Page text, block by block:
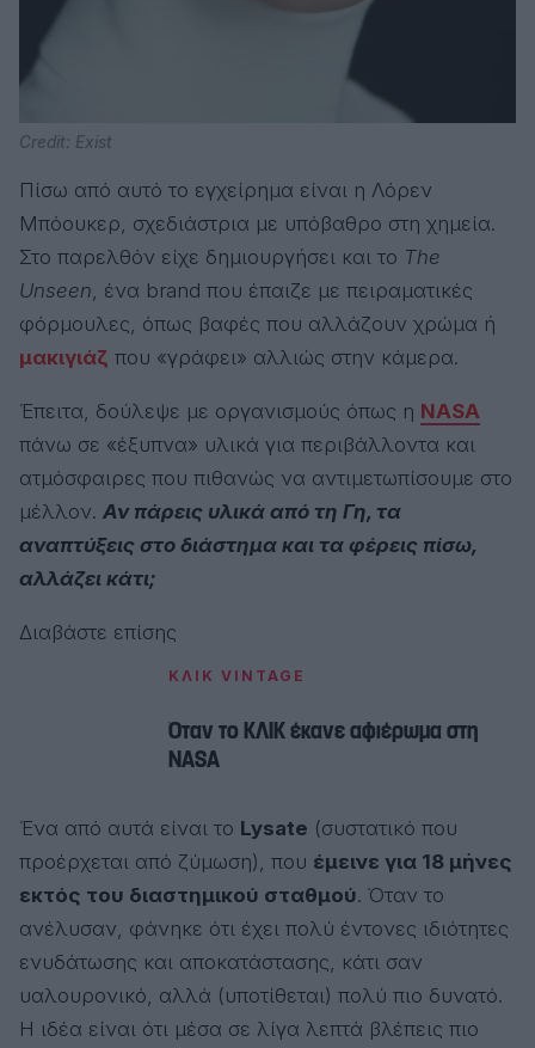
Credit: Exist
Πίσω από αυτό το εγχείρημα είναι η Λόρεν
Μπόουκερ, σχεδιάστρια με υπόβαθρο στη χημεία.
Στο παρελθόν είχε δημιουργήσει και το The
Unseen, ένα brand που έπαιζε με πειραματικές
φόρμουλες, όπως βαφές που αλλάζουν χρώμα ή
μακιγιάζ που «γράφει» αλλιώς στην κάμερα.
Έπειτα, δούλεψε με οργανισμούς όπως η NASA
πάνω σε «έξυπνα» υλικά για περιβάλλοντα και
ατμόσφαιρες που πιθανώς να αντιμετωπίσουμε στο
μέλλον. Αν πάρεις υλικά από τη Γη, τα
αναπτύξεις στο διάστημα και τα φέρεις πίσω,
αλλάζει κάτι;
Διαβάστε επίσης
ΚΛΙΚ VINTAGE
Όταν το ΚΛΙΚ έκανε αφιέρωμα στη
NASA
Ένα από αυτά είναι το Lysate (συστατικό που
προέρχεται από ζύμωση), που έμεινε για 18 μήνες
εκτός του διαστημικού σταθμού. Όταν το
ανέλυσαν, φάνηκε ότι έχει πολύ έντονες ιδιότητες
ενυδάτωσης και αποκατάστασης, κάτι σαν
υαλουρονικό, αλλά (υποτίθεται) πολύ πιο δυνατό.
Η ιδέα είναι ότι μέσα σε λίγα λεπτά βλέπεις πιο